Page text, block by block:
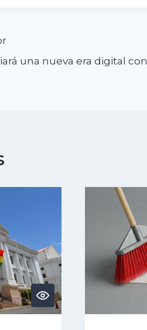
una nueva era digital con